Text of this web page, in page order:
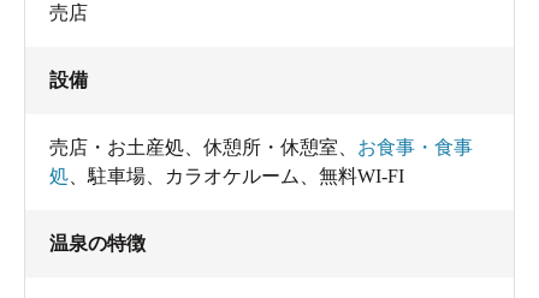
売店
設備
売店・お土産処 休憩所・休憩室
お食事・食事
処
駐車場 カラオケルーム 無料WI-FI
温泉の特徴